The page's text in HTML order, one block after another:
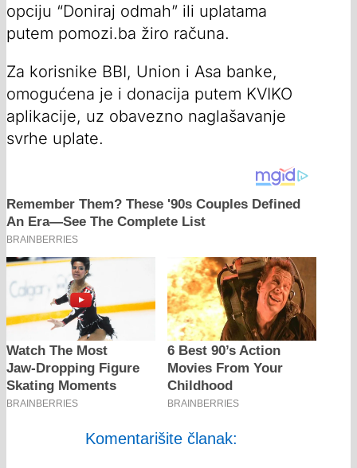
opciju “Doniraj odmah” ili uplatama
putem pomozi.ba žiro računa.
Za korisnike BBI, Union i Asa banke,
omogućena je i donacija putem KVIKO
aplikacije, uz obavezno naglašavanje
svrhe uplate.
Komentarišite članak: